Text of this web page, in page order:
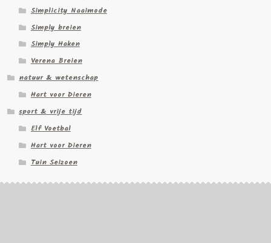
Simplicity Naaimode
Simply breien
Simply Haken
Verena Breien
natuur & wetenschap
Hart voor Dieren
sport & vrije tijd
Elf Voetbal
Hart voor Dieren
Tuin Seizoen